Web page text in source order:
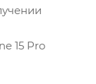
15 Pro